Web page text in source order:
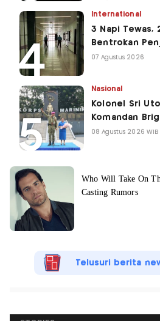
International
3 Napi Tewas,
Bentrokan
07 Agustus 2026
Nasional
Kolonel Sri
Komandan
08 Agustus 2026 WIB
Telusuri berita